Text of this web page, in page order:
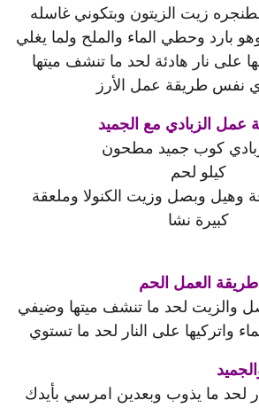
زيت الزيتون وبتكوني غاسله
بارد وحطي الماء والملح ولما يغلي
على نار هادئة لحد ما تنشف ميتها
نفس طريقة عمل الأرز
عمل الزبادي مع الجميد
كوب جميد مطحون
كيلو لحم
وبصل وزيت الكنولا وملعقة
كبيرة نشا
طريقة العمل الحم
والزيت لحد ما تنشف ميتها وضيفي
واتركيها على النار لحد ما تستوي
لحد ما يذوب وبعدين امرسي بأيدك